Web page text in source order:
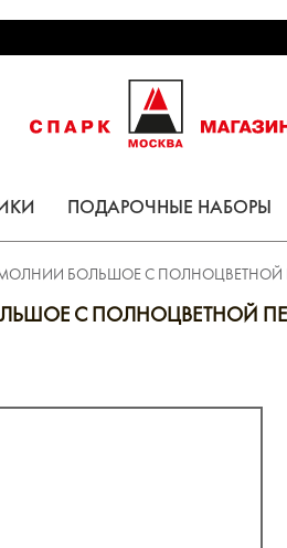
ПОДАРОЧНЫЕ НАБОРЫ
БОЛЬШОЕ С ПОЛНОЦВЕТНОЙ
С ПОЛНОЦВЕТНОЙ